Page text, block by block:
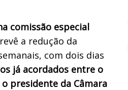
comissão especial
a redução da
com dois dias
já acordados entre o
presidente da Câmara